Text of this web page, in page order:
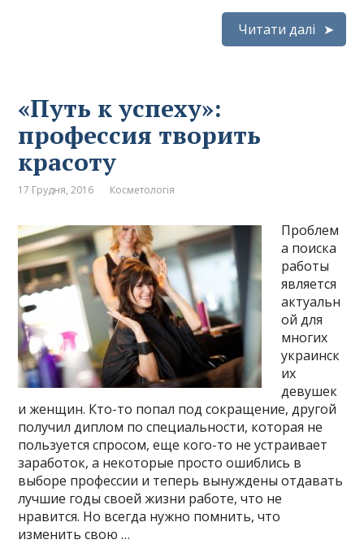
Читати далі
«Путь к успеху»:
профессия творить
красоту
17 Грудня, 2016 Косметологія
Проблем
а поиска
работы
является
актуальн
ой для
многих
украинск
их
девушек
и женщин. Кто-то попал под сокращение, другой
получил диплом по специальности, которая не
пользуется спросом, еще кого-то не устраивает
заработок, а некоторые просто ошиблись в
выборе профессии и теперь вынуждены отдавать
лучшие годы своей жизни работе, что не
нравится. Но всегда нужно помнить, что
изменить свою …